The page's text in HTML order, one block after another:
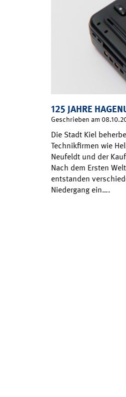
125 JAHRE
Geschrieben am
Die Stadt Kiel
Technikfirmen wie
Neufeldt und der
Nach dem Ersten
entstanden
Niedergang ein….